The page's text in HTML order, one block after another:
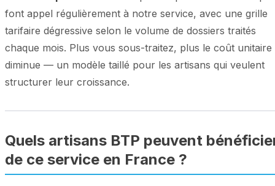
font appel régulièrement à notre service, avec une grille
tarifaire dégressive selon le volume de dossiers traités
chaque mois. Plus vous sous-traitez, plus le coût unitaire
diminue — un modèle taillé pour les artisans qui veulent
structurer leur croissance.
Quels artisans BTP peuvent
de ce service en France ?